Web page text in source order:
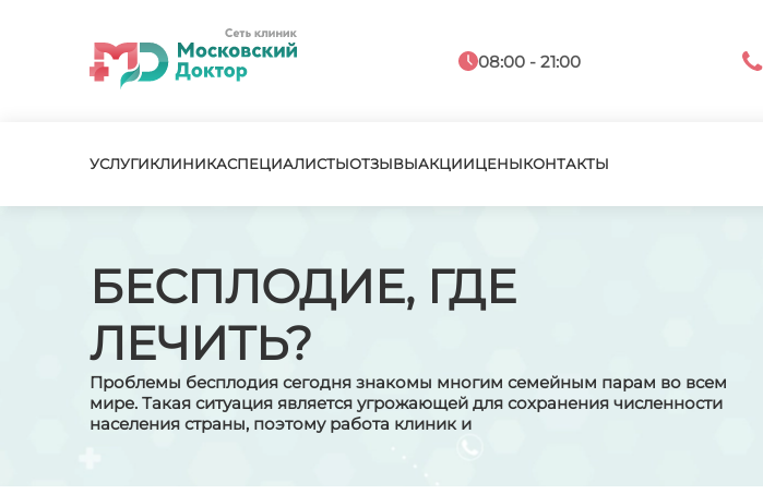
08:00 - 21:00
УСЛУГИКЛИНИКАСПЕЦИАЛИСТЫОТЗЫВЫАКЦИИЦЕНЫКОНТАКТЫ
БЕСПЛОДИЕ, ГДЕ
ЛЕЧИТЬ?
Проблемы бесплодия сегодня знакомы многим семейным парам во всем
мире. Такая ситуация является угрожающей для сохранения численности
населения страны, поэтому работа клиник и